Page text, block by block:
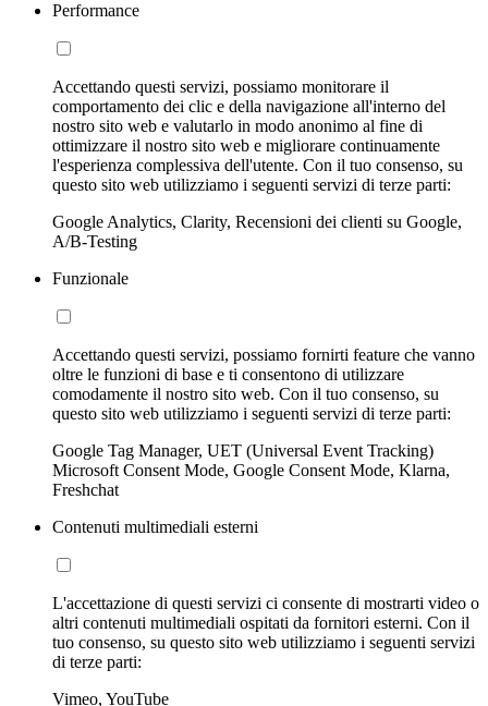
Performance
Accettando questi servizi, possiamo monitorare il
comportamento dei clic e della navigazione all'interno del
nostro sito web e valutarlo in modo anonimo al fine di
ottimizzare il nostro sito web e migliorare continuamente
l'esperienza complessiva dell'utente. Con il tuo consenso, su
questo sito web utilizziamo i seguenti servizi di terze parti:
Google Analytics, Clarity, Recensioni dei clienti su Google,
A/B-Testing
Funzionale
Accettando questi servizi, possiamo fornirti feature che vanno
oltre le funzioni di base e ti consentono di utilizzare
comodamente il nostro sito web. Con il tuo consenso, su
questo sito web utilizziamo i seguenti servizi di terze parti:
Google Tag Manager, UET (Universal Event Tracking)
Microsoft Consent Mode, Google Consent Mode, Klarna,
Freshchat
Contenuti multimediali esterni
L'accettazione di questi servizi ci consente di mostrarti video o
altri contenuti multimediali ospitati da fornitori esterni. Con il
tuo consenso, su questo sito web utilizziamo i seguenti servizi
di terze parti:
Vimeo, YouTube